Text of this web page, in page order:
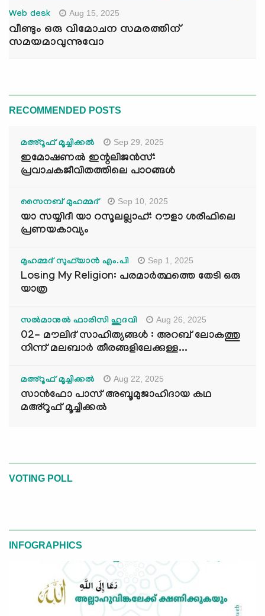
Web desk Aug 15, 2025
വീണ്ടും ഒരു വിമോചന സമരത്തിന്
സമയമാവുന്നുവോ
RECOMMENDED POSTS
മഅ്റൂഫ് മൂച്ചിക്കല്‍ Sep 29, 2025
ഇമോഷണൽ ഇന്റലിജൻസ്:
പ്രവാചകജീവിതത്തിലെ പാഠങ്ങൾ
സൈനബ് മുഹമ്മദ് Sep 10, 2025
യാ സയ്യിദീ യാ റസൂലല്ലാഹ്: റൗളാ ശരീഫിലെ
പ്രണയകാവ്യം
മുഹമ്മദ് സുഫ്‌യാൻ എം.പി Sep 1, 2025
Losing My Religion: പരമാർത്ഥത്തെ തേടി ഒരു
യാത്ര
സൽമാനുൽ ഫാരിസി ഹുദവി Aug 26, 2025
02- മൗലിദ് സാഹിത്യങ്ങൾ : അറബ് ലോകത്തു
നിന്ന് മലബാർ തീരങ്ങളിലേക്കുള്ള...
മഅ്റൂഫ് മൂച്ചിക്കല്‍ Aug 22, 2025
സാൻഫോ പാസ് അബൂമുജാഹിദായ കഥ
മഅ്റൂഫ് മൂച്ചിക്കല്‍
VOTING POLL
INFOGRAPHICS